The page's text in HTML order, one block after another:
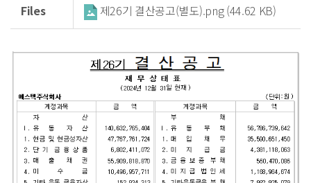
Files 제26기 결산공고(별도).png (44.62 KB)